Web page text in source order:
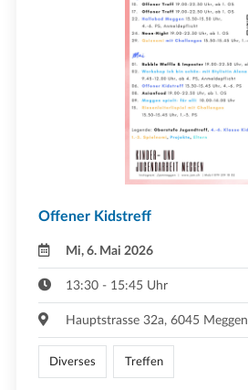
Offener Kidstreff
Mi, 6. Mai 2026
13:30 - 15:45 Uhr
Hauptstrasse 32a, 6045 Meggen
Diverses Treffen